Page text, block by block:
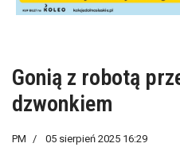
Gonią z robotą
dzwonkiem
PM 05 sierpień 2025 16:29